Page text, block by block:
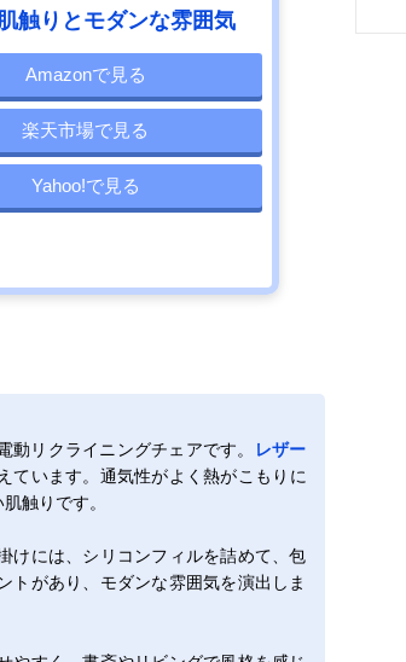
触りとモダンな雰囲気
Amazonで見る
楽天市場で見る
Yahoo!で見る
リクライニングチェアです。
レザー
ています。通気性がよく熱がこもりに
触りです。
けには、シリコンフィルを詰めて、包
トがあり、モダンな雰囲気を演出しま